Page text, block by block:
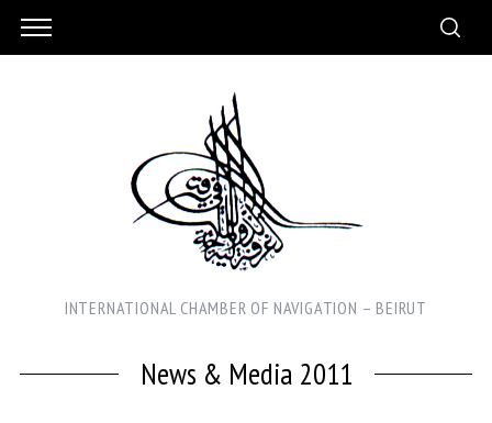
INTERNATIONAL CHAMBER OF NAVIGATION – BEIRUT
News & Media 2011